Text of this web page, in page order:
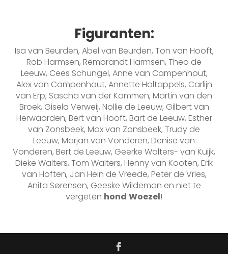
Figuranten:
Isa van Beurden, Abel van Beurden, Ton van Hooft,
Rob Harmsen, Rembrandt Harmsen, Theo de
Leeuw, Cees Schungel, Anne van Campenhout,
Alex van Campenhout, Annette Holtappels, Carlijn
van Erp, Sascha van der Kammen, Martin van den
Broek, Gisela Verweij, Nollie de Leeuw, Gilbert van
Herwaarden, Bert van Hooft, Bart de Leeuw, Esther
van Zonsbeek, Max van Zonsbeek, Trudy de
Leeuw, Marjan van Vonderen, Denise van
Vonderen, Bert de Leeuw, Geerke Walters- van Kuijk,
Dieke Walters, Tom Walters, Henny van Kooten, Erik
van Hoften, Jan Hein de Vreede, Peter de Vries,
Anita Sørensen, Geeske Wildeman en niet te
vergeten hond Woezel!